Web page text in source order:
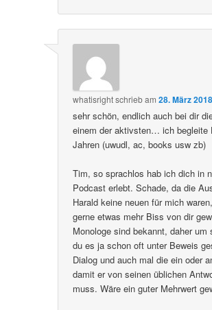
whatisrightschriebam28. März
sehr schön, endlich auch bei dir
einem der aktivsten… ich begleite
Jahren (uwudl, ac, books usw zb)
Tim, so sprachlos hab ich dich in
Podcast erlebt. Schade, da die
Harald keine neuen für mich
gerne etwas mehr Biss von dir
Monologe sind bekannt, daher um
du es ja schon oft unter Beweis
Dialog und auch mal die ein oder
damit er von seinen üblichen
muss. Wäre ein guter Mehrwert